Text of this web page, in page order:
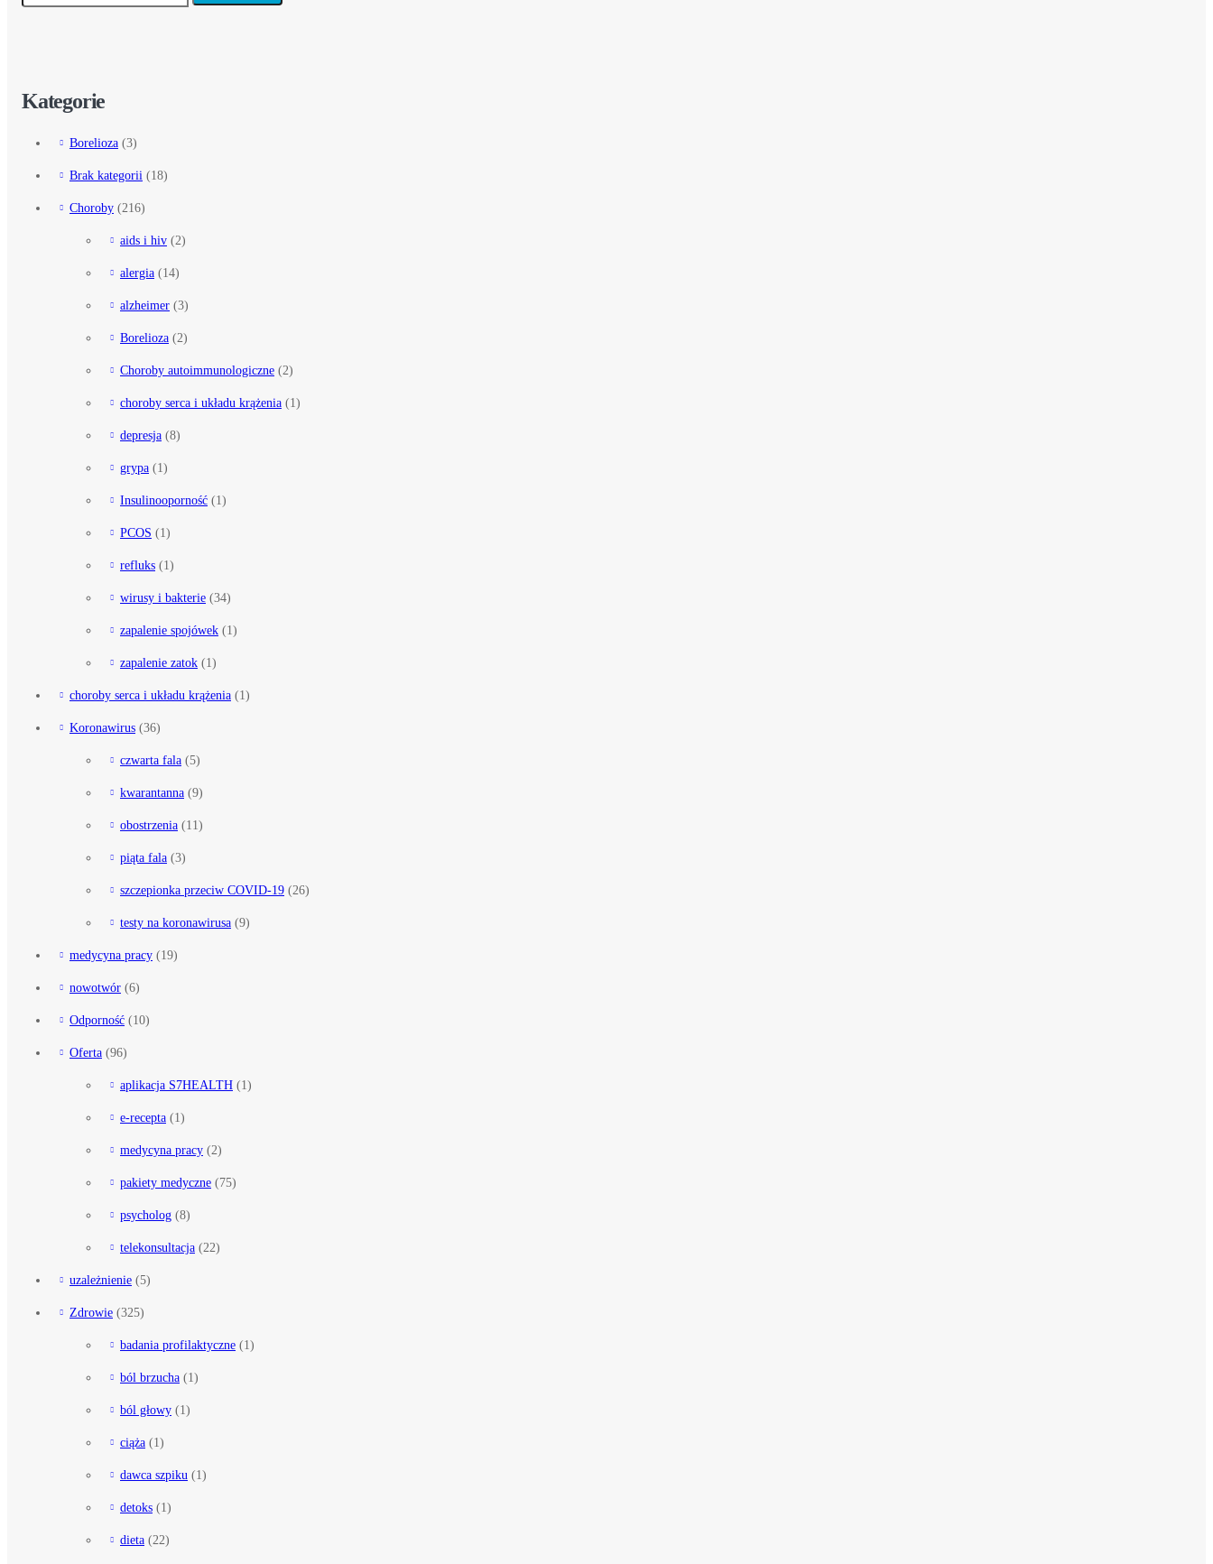
Kategorie
Borelioza (3)
Brak kategorii (18)
Choroby (216)
aids i hiv (2)
alergia (14)
alzheimer (3)
Borelioza (2)
Choroby autoimmunologiczne (2)
choroby serca i układu krążenia (1)
depresja (8)
grypa (1)
Insulinooporność (1)
PCOS (1)
refluks (1)
wirusy i bakterie (34)
zapalenie spojówek (1)
zapalenie zatok (1)
choroby serca i układu krążenia (1)
Koronawirus (36)
czwarta fala (5)
kwarantanna (9)
obostrzenia (11)
piąta fala (3)
szczepionka przeciw COVID-19 (26)
testy na koronawirusa (9)
medycyna pracy (19)
nowotwór (6)
Odporność (10)
Oferta (96)
aplikacja S7HEALTH (1)
e-recepta (1)
medycyna pracy (2)
pakiety medyczne (75)
psycholog (8)
telekonsultacja (22)
uzależnienie (5)
Zdrowie (325)
badania profilaktyczne (1)
ból brzucha (1)
ból głowy (1)
ciąża (1)
dawca szpiku (1)
detoks (1)
dieta (22)